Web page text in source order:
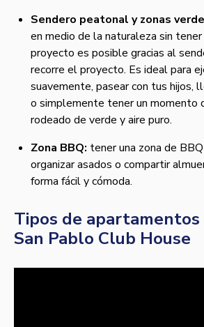
Sendero peatonal y zonas
en medio de la naturaleza sin
proyecto es posible gracias al
recorre el proyecto. Es ideal para
suavemente, pasear con tus hijos,
o simplemente tener un momento
rodeado de verde y aire puro.
Zona BBQ: tener una zona de
organizar asados o compartir
forma fácil y cómoda.
Tipos de apartamentos
San Pablo Club House